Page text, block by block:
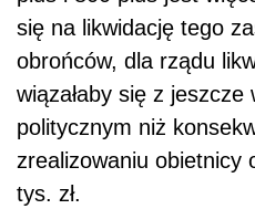
się na likwidację tego
obrońców, dla rządu
wiązałaby się z
politycznym niż
zrealizowaniu obietnicy
tys. zł.